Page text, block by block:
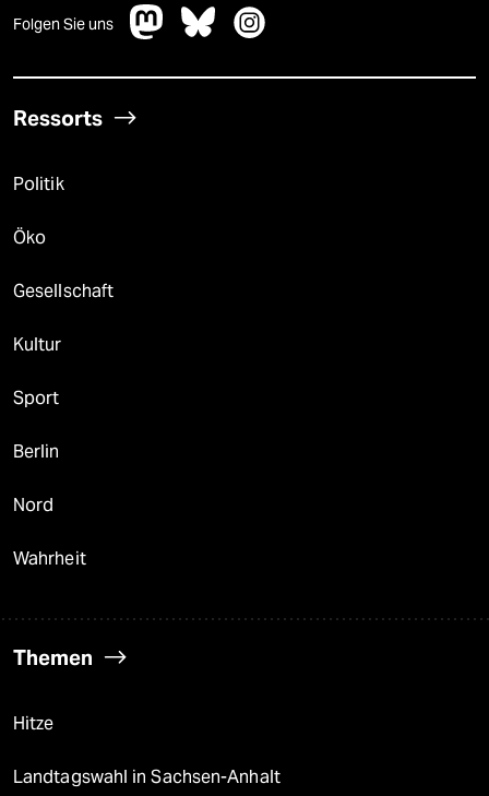
Folgen Sie uns
Ressorts
Politik
Öko
Gesellschaft
Kultur
Sport
Berlin
Nord
Wahrheit
Themen
Hitze
Landtagswahl in Sachsen-Anhalt